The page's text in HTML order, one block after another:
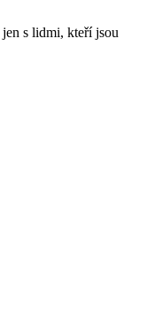
s lidmi, kteří jsou